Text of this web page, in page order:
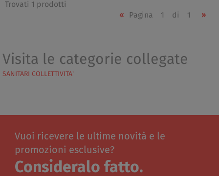
Trovati 1 prodotti
« Pagina 1 di 1 »
Visita le categorie collegate
SANITARI COLLETTIVITA'
Vuoi ricevere le ultime novità e le
promozioni esclusive?
Consideralo fatto.